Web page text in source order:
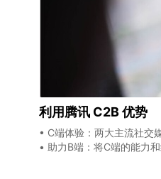
利用腾讯 C2B 优势
• C端体验：两大主流社交
• 助力B端：将C端的能力